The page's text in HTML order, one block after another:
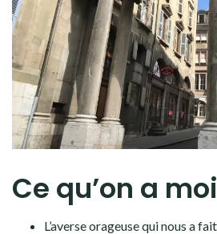
Ce qu’on a
L’averse orageuse qui nous a